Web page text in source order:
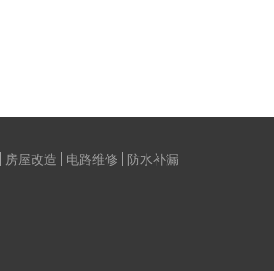
房屋改造 电路维修
防水补漏